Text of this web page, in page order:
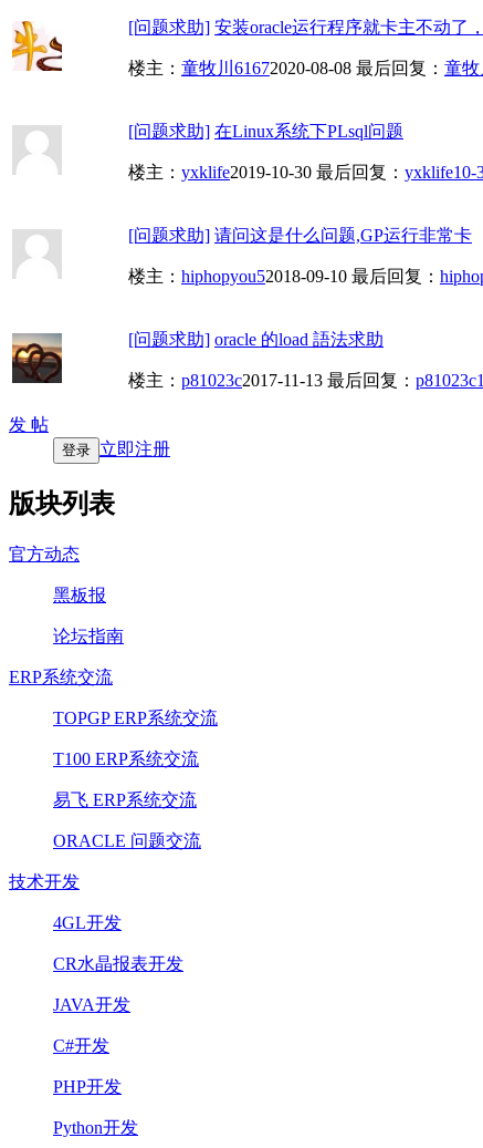
[问题求助] 安装oracle运行程序就卡主不动了，
楼主： 童牧川61672020-08-08 最后回复： 童牧
[问题求助] 在Linux系统下PLsql问题
楼主： yxklife2019-10-30 最后回复： yxklife10-
[问题求助] 请问这是什么问题,GP运行非常卡
楼主： hiphopyou52018-09-10 最后回复：
[问题求助] oracle 的load 語法求助
楼主： p81023c2017-11-13 最后回复： p81023c
发 帖
登录 立即注册
版块列表
官方动态
黑板报
论坛指南
ERP系统交流
TOPGP ERP系统交流
T100 ERP系统交流
易飞 ERP系统交流
ORACLE 问题交流
技术开发
4GL开发
CR水晶报表开发
JAVA开发
C#开发
PHP开发
Python开发